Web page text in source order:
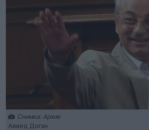
Снимка: Архив
Ахмед Доган